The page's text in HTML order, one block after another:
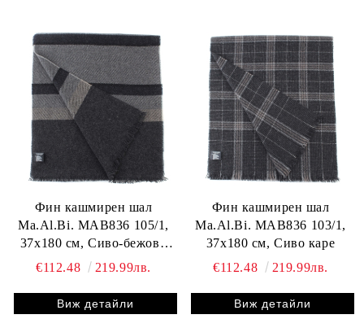
Фин кашмирен шал
Ma.Al.Bi. MAB836 105/1,
37x180 см, Сиво-бежово
райе
€112.48 219.99лв.
Виж детайли
Фин кашмирен шал
Ma.Al.Bi. MAB836 103/1,
37x180 см, Сиво каре
€112.48
219.99лв.
Виж детайли